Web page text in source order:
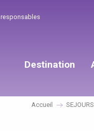
Destination
Accueil SEJOURS